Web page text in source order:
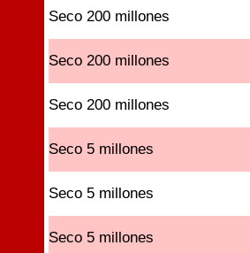
Seco 200 millones
Seco 200 millones
Seco 200 millones
Seco 5 millones
Seco 5 millones
Seco 5 millones